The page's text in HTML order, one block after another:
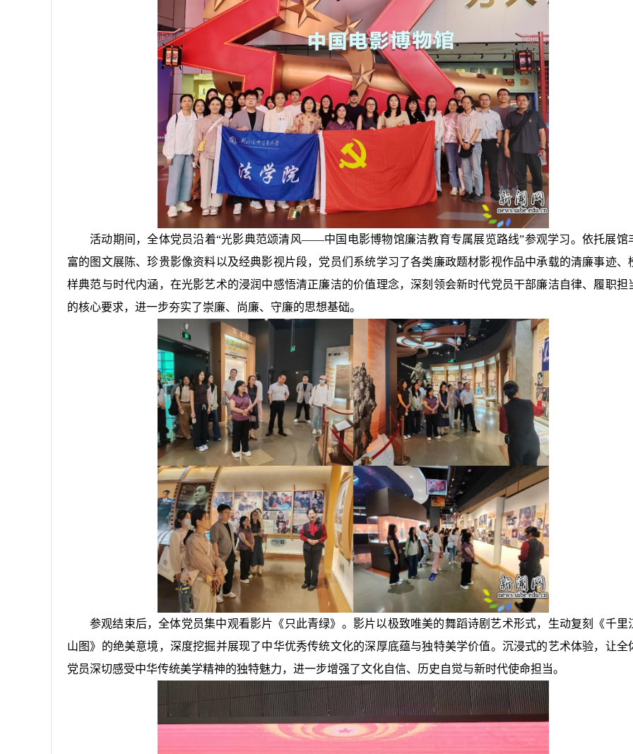
活动期间，全体党员沿着“光影典范颂清风——中国电影博物馆廉洁教育专属展览路线”参观学习。依托展馆
富的图文展陈、珍贵影像资料以及经典影视片段，党员们系统学习了各类廉政题材影视作品中承载的清廉事迹、
样典范与时代内涵，在光影艺术的浸润中感悟清正廉洁的价值理念，深刻领会新时代党员干部廉洁自律、履职担
的核心要求，进一步夯实了崇廉、尚廉、守廉的思想基础。
参观结束后，全体党员集中观看影片《只此青绿》。影片以极致唯美的舞蹈诗剧艺术形式，生动复刻《千里
山图》的绝美意境，深度挖掘并展现了中华优秀传统文化的深厚底蕴与独特美学价值。沉浸式的艺术体验，让全
党员深切感受中华传统美学精神的独特魅力，进一步增强了文化自信、历史自觉与新时代使命担当。